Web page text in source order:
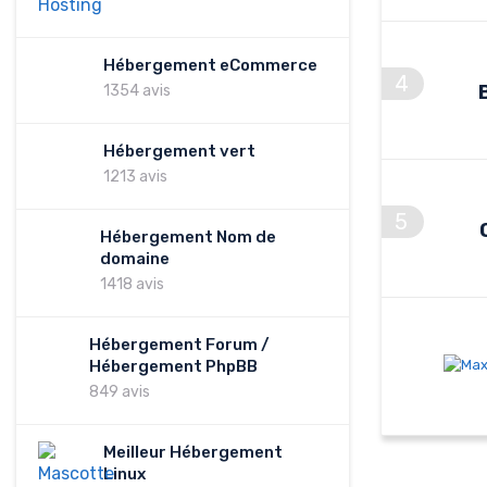
Hébergement eCommerce
1354 avis
Hébergement vert
1213 avis
Hébergement Nom de
domaine
1418 avis
Hébergement Forum /
Hébergement PhpBB
849 avis
Meilleur Hébergement
Linux
4
5